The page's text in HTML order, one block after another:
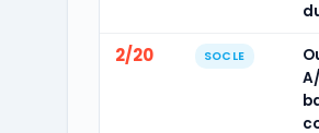
2/20 SOCLE